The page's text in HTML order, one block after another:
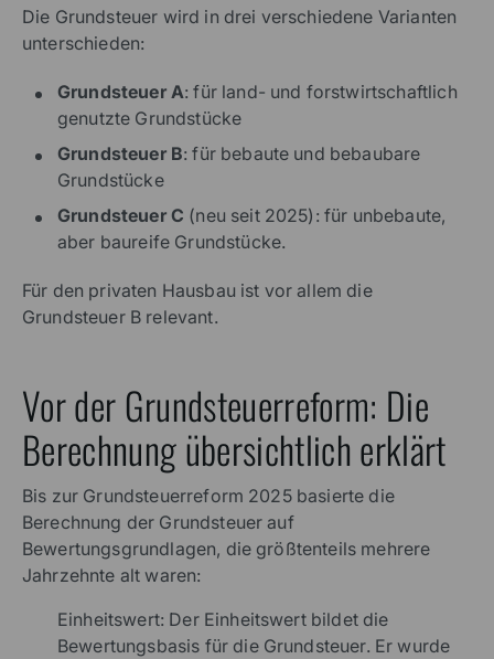
Die Grundsteuer wird in drei verschiedene Varianten
unterschieden:
Grundsteuer A: für land- und forstwirtschaftlich
genutzte Grundstücke
Grundsteuer B: für bebaute und bebaubare
Grundstücke
Grundsteuer C (neu seit 2025): für unbebaute,
aber baureife Grundstücke.
Für den privaten Hausbau ist vor allem die
Grundsteuer B relevant.
Vor der Grundsteuerreform: Die
Berechnung übersichtlich erklärt
Bis zur Grundsteuerreform 2025 basierte die
Berechnung der Grundsteuer auf
Bewertungsgrundlagen, die größtenteils mehrere
Jahrzehnte alt waren:
Einheitswert: Der Einheitswert bildet die
Bewertungsbasis für die Grundsteuer. Er wurde